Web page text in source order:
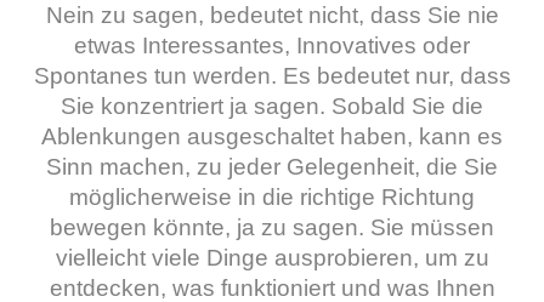
Nein zu sagen, bedeutet nicht, dass Sie nie
etwas Interessantes, Innovatives oder
Spontanes tun werden. Es bedeutet nur, dass
Sie konzentriert ja sagen. Sobald Sie die
Ablenkungen ausgeschaltet haben, kann es
Sinn machen, zu jeder Gelegenheit, die Sie
möglicherweise in die richtige Richtung
bewegen könnte, ja zu sagen. Sie müssen
vielleicht viele Dinge ausprobieren, um zu
entdecken, was funktioniert und was Ihnen